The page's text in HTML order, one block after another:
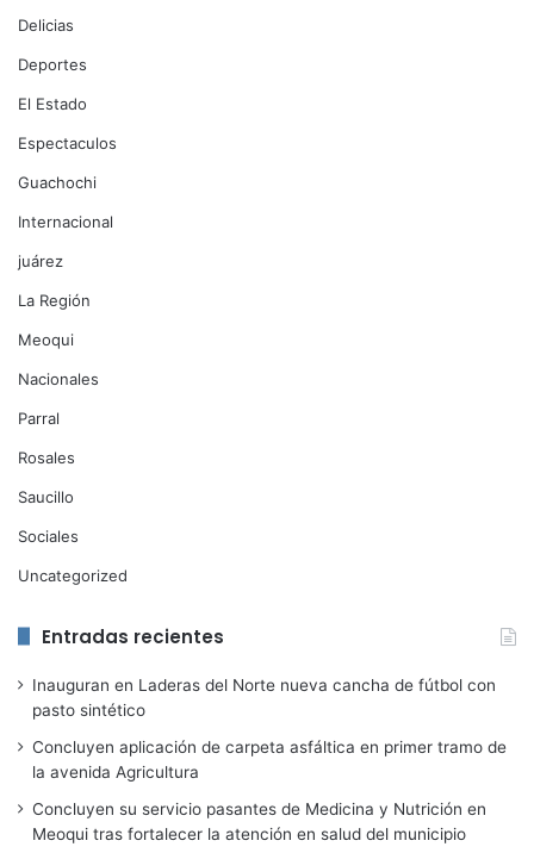
Delicias
Deportes
El Estado
Espectaculos
Guachochi
Internacional
juárez
La Región
Meoqui
Nacionales
Parral
Rosales
Saucillo
Sociales
Uncategorized
Entradas recientes
Inauguran en Laderas del Norte nueva cancha de fútbol con
pasto sintético
Concluyen aplicación de carpeta asfáltica en primer tramo de
la avenida Agricultura
Concluyen su servicio pasantes de Medicina y Nutrición en
Meoqui tras fortalecer la atención en salud del municipio